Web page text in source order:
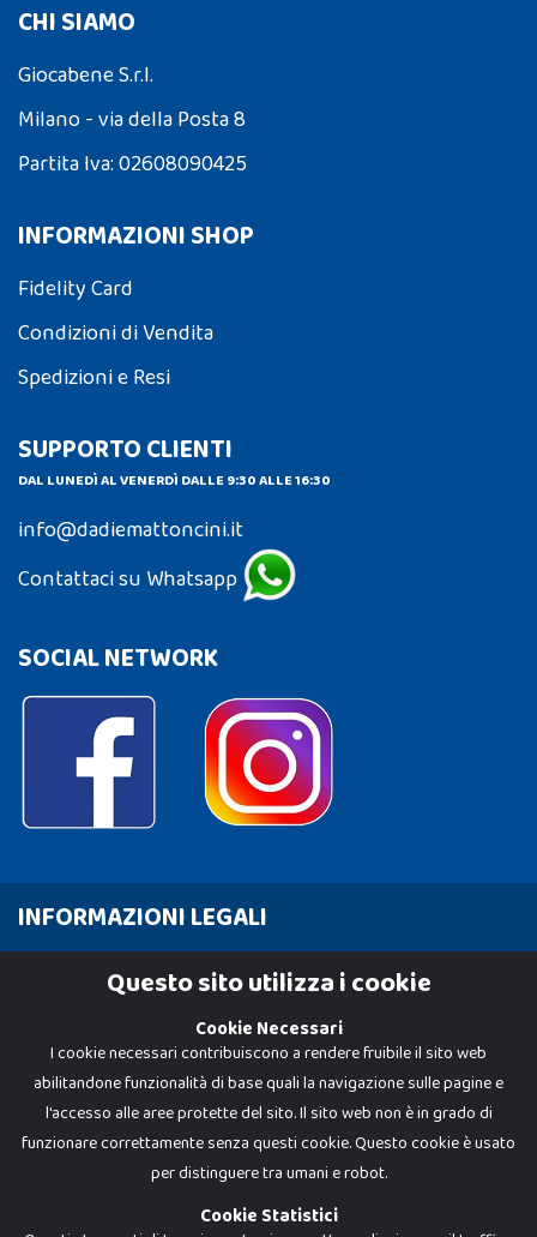
CHI SIAMO
Giocabene S.r.l.
Milano - via della Posta 8
Partita Iva: 02608090425
INFORMAZIONI SHOP
Fidelity Card
Condizioni di Vendita
Spedizioni e Resi
SUPPORTO CLIENTI
DAL LUNEDÌ AL VENERDÌ DALLE 9:30 ALLE 16:30
info@dadiemattoncini.it
Contattaci su Whatsapp
SOCIAL NETWORK
INFORMAZIONI LEGALI
Cookie PolicyQuesto sito utilizza i cookie
Cookie Necessari
I cookie necessari contribuiscono a rendere fruibile il sito web
abilitandone funzionalità di base quali la navigazione sulle pagine e
l'accesso alle aree protette del sito. Il sito web non è in grado di
funzionare correttamente senza questi cookie. Questo cookie è usato
per distinguere tra umani e robot.
Cookie Statistici